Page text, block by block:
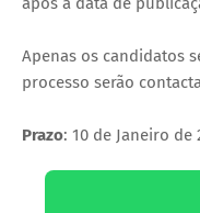
Apenas os candidatos
processo serão
Prazo: 10 de Janeiro de